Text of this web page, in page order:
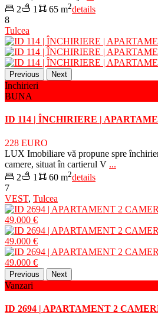
2
1 65 m2details
8
Tulcea
Previous Next
Inchirieri
BUNA
ID 114 | ÎNCHIRIERE |
228 EURO
LUX Imobiliare vă propune spre
camere, situat în cartierul V ...
2
1 60 m2details
7
VEST, Tulcea
Previous Next
Vanzari
ID 2694 | APARTAMENT 2